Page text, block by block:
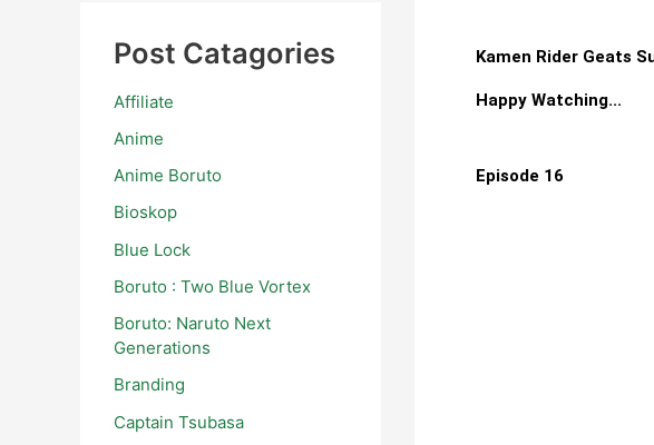
Post Catagories
Affiliate
Anime
Anime Boruto
Bioskop
Blue Lock
Boruto : Two Blue Vortex
Boruto: Naruto Next
Generations
Branding
Captain Tsubasa
Kamen Rider Geats
Happy Watching...
Episode 16